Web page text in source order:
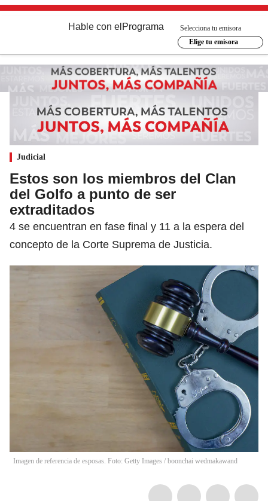
Hable con el Programa
Selecciona tu emisora
Elige tu emisora
Judicial
Estos son los miembros del Clan
del Golfo a punto de ser
extraditados
4 se encuentran en fase final y 11 a la espera del
concepto de la Corte Suprema de Justicia.
Imagen de referencia de esposas. Foto: Getty Images / boonchai wedmakawand